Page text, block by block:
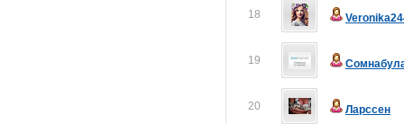
18
19
20 Ларссен